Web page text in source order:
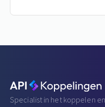
Specialist in het koppelen